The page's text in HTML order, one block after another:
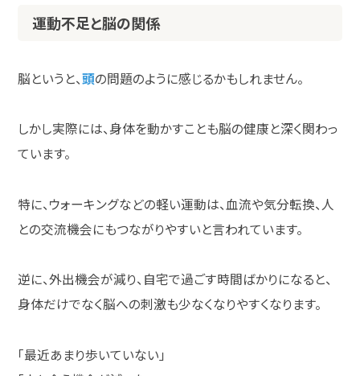
運動不足と脳の関係
脳というと、頭の問題のように感じるかもしれません。
しかし実際には、身体を動かすことも脳の健康と深く関わっ
ています。
特に、ウォーキングなどの軽い運動は、血流や気分転換、人
との交流機会にもつながりやすいと言われています。
逆に、外出機会が減り、自宅で過ごす時間ばかりになると、
身体だけでなく脳への刺激も少なくなりやすくなります。
「最近あまり歩いていない」